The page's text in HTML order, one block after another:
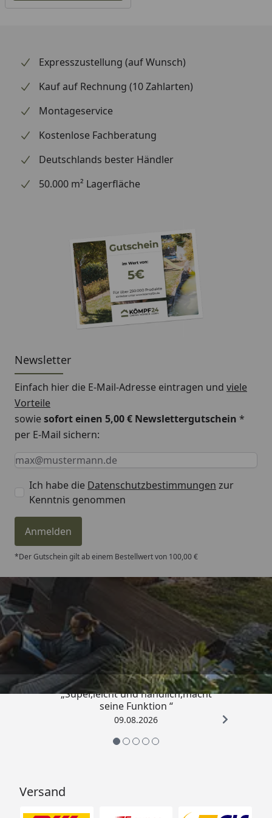
vorne/seitlich/hinten
erhältlich
Die WPC Fließen
werden auf das
ebene
Fundament
gelegt.
Diese sind
Wände.
Dachrinne
Montage
Festpreis
oder
Sorglos-Paket
mit Montage
und besonderen
Service-
Leistungen zum
Festpreis
Weitere
Informationen
305 x 111 x 61
Dieses Gartenhaus ist baugleich mit dem Gartenhaus
Nives 2724 28 Anthrazit/Hellgrau
Expresszustellung (auf Wunsch)
Kauf auf Rechnung (10 Zahlarten)
Montageservice
Kostenlose Fachberatung
Deutschlands bester Händler
50.000 m² Lagerfläche
Newsletter
Einfach hier die E-Mail-Adresse eintragen und viele
Vorteile
sowiesofort einen 5,00 € Newslettergutschein *
per E-Mail sichern:
Keine Eingabe erforderlich
Eingabe erforderlich
E-Mail *
Ich habe die Datenschutzbestimmungen zur
Kenntnis genommen
Anmelden
*Der Gutschein gilt ab einem Bestellwert von 100,00 €
Trusted Shops
4,81/ 5
„Super,leicht und handlich,macht
seine Funktion “
09.08.2026
Versand